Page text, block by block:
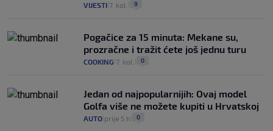
VIJESTI 7. kol. 9
Pogačice za 15 minuta: Mekane su,
prozračne i tražit ćete još jednu turu
COOKING 7. kol. 0
Jedan od najpopularnijih: Ovaj model
Golfa više ne možete kupiti u Hrvatskoj
AUTO prije 5 h 0